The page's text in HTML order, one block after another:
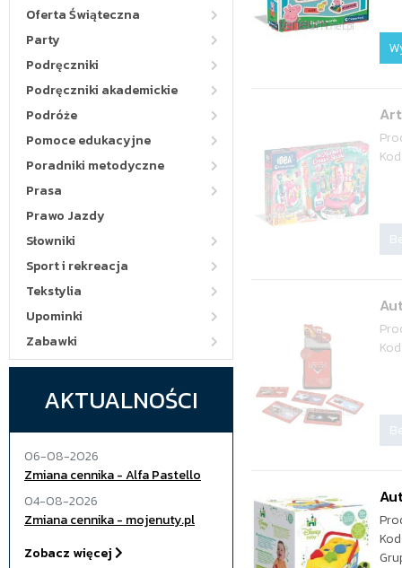
Oferta Świąteczna
Party
Podręczniki
Podręczniki akademickie
Podróże
Pomoce edukacyjne
Poradniki metodyczne
Prasa
Prawo Jazdy
Słowniki
Sport i rekreacja
Tekstylia
Upominki
Zabawki
AKTUALNOŚCI
06-08-2026
Zmiana cennika - Alfa Pastello
04-08-2026
Zmiana cennika - mojenuty.pl
Zobacz więcej